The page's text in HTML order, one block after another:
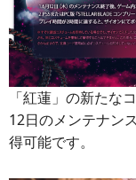
「紅蓮」の新たな
12日のメンテナン
得可能です。